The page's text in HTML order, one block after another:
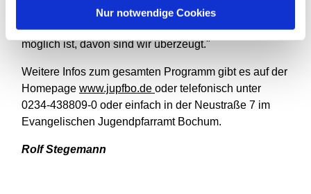
Nur notwendige Cookies
(m)ein Stück Himmel' zu entdecken", beschreibt Ruth
Ditthardt das Jahresprogramm und betont: "Dass das
möglich ist, davon sind wir überzeugt."
Weitere Infos zum gesamten Programm gibt es auf der
Homepage www.jupfbo.de oder telefonisch unter
0234-438809-0 oder einfach in der Neustraße 7 im
Evangelischen Jugendpfarramt Bochum.
Rolf Stegemann